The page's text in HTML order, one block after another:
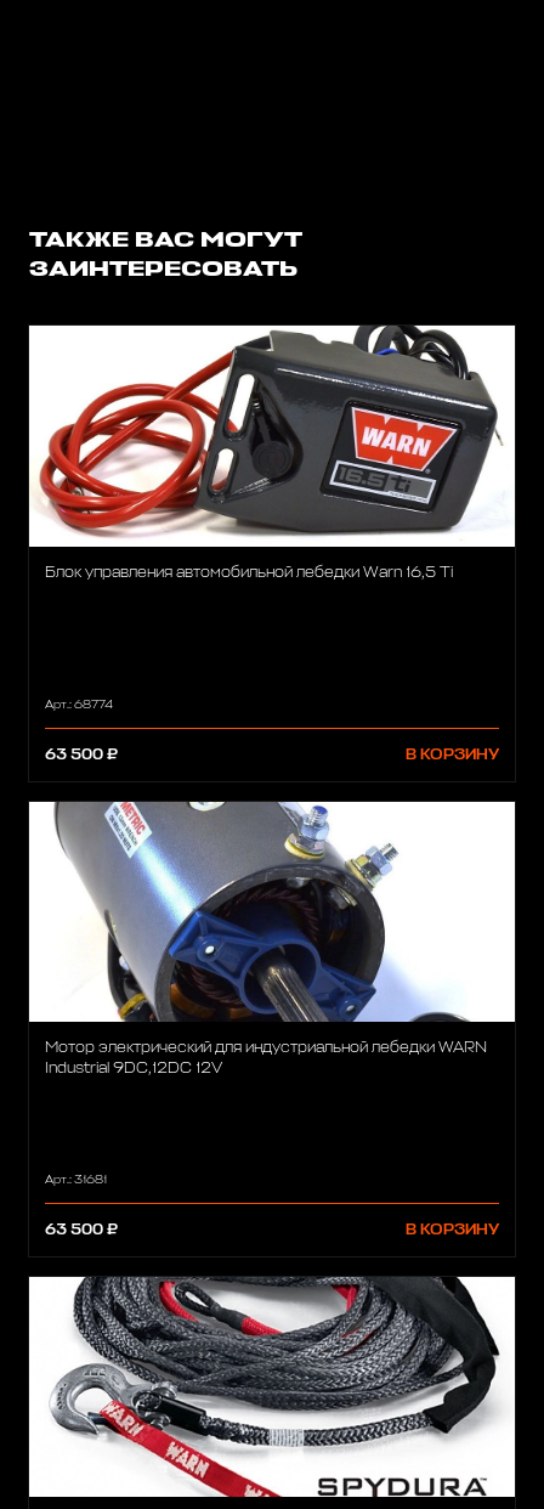
ТАКЖЕ ВАС МОГУТ
ЗАИНТЕРЕСОВАТЬ
Блок управления автомобильной лебедки Warn 16,5 Ti
Арт.: 68774
63 500 ₽ В КОРЗИНУ
Мотор электрический для индустриальной лебедки WARN
Industrial 9DC,12DC 12V
Арт.: 31681
63 500 ₽ В КОРЗИНУ